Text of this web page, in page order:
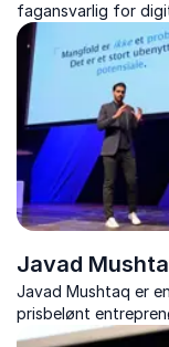
fagansvarlig for
kommunikasjon i
Hun tilbyr foredrag
sosiale medier, digital
strategi og
omdømmebygging,
formidler teknisk
en forståelig måte.
Javad
Javad Mushtaq er en
prisbelønt
investor og leder